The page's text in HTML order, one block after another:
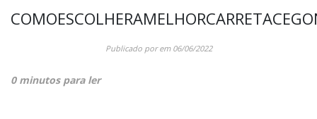
Publicado porem 06/06/2022
0 minutos para ler